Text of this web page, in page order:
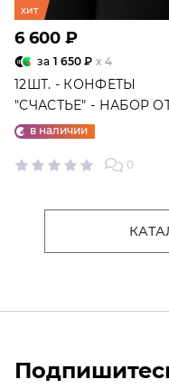
хит
6 600 ₽
за 1 650 ₽ x 4
12ШТ. - КОНФЕТЫ
"СЧАСТЬЕ" - НАБОР
"ФАБРИКИ СЧАСТЬЕ"
в наличии
0